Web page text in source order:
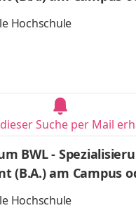
Hochschule
Suche per Mail
BWL -
(B.A.) am Campus
Hochschule